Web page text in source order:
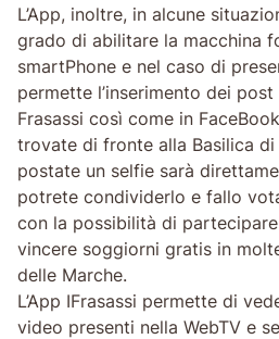
L’App, inoltre, in alcune
grado di abilitare la macchina
smartPhone e nel caso di
permette l’inserimento dei
Frasassi così come in
trovate di fronte alla Basilica di
postate un selfie sarà
potrete condividerlo e fallo
con la possibilità di
vincere soggiorni gratis in
delle Marche.
L’App IFrasassi permette di
video presenti nella WebTV e